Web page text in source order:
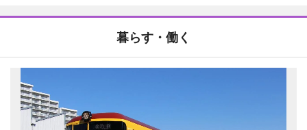
暮らす・働く